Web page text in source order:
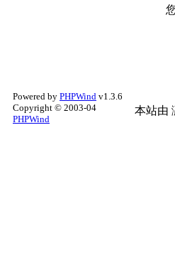
Powered by PHPWind v1.3.6
Copyright © 2003-04
PHPWind
本站由